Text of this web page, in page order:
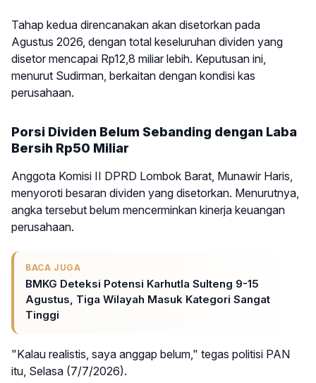
Tahap kedua direncanakan akan disetorkan pada
Agustus 2026, dengan total keseluruhan dividen yang
disetor mencapai Rp12,8 miliar lebih. Keputusan ini,
menurut Sudirman, berkaitan dengan kondisi kas
perusahaan.
Porsi Dividen Belum Sebanding dengan Laba
Bersih Rp50 Miliar
Anggota Komisi II DPRD Lombok Barat, Munawir Haris,
menyoroti besaran dividen yang disetorkan. Menurutnya,
angka tersebut belum mencerminkan kinerja keuangan
perusahaan.
BACA JUGA
BMKG Deteksi Potensi Karhutla Sulteng 9-15
Agustus, Tiga Wilayah Masuk Kategori Sangat
Tinggi
"Kalau realistis, saya anggap belum," tegas politisi PAN
itu, Selasa (7/7/2026).